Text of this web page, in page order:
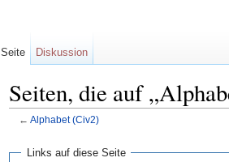
Seiten, die auf
← Alphabet (Civ2)
Links auf diese Seite
Seite Diskussion